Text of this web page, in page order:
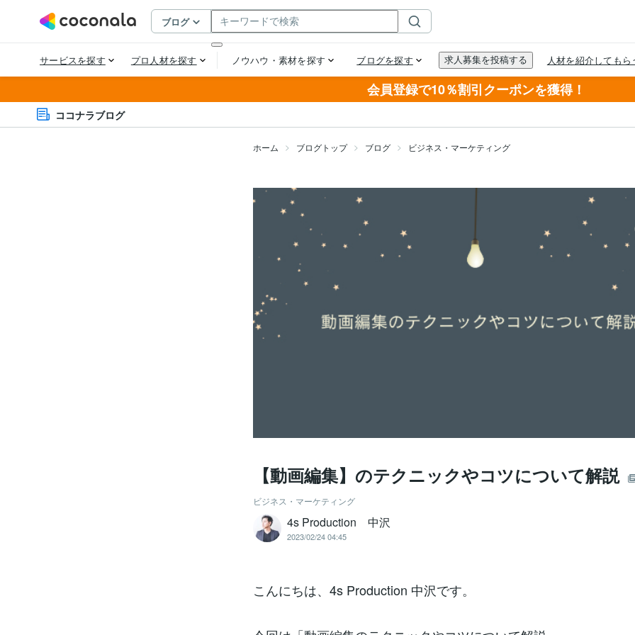
会員登録で10％割引クーポンを獲得！
ココナラブログ
ホーム ブログトップ ブログ ビジネス・マーケティング
【動画編集】のテクニックやコツについて解説
ビジネス・マーケティング
4s Production 中沢
2023/02/24 04:45
こんにちは、4s Production 中沢です。